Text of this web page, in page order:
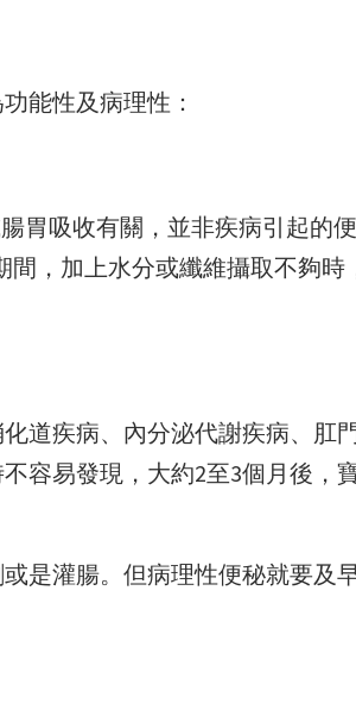
能性及病理性：
胃吸收有關，並非疾病引起的便
間，加上水分或纖維攝取不夠時
道疾病、內分泌代謝疾病、肛
容易發現，大約2至3個月後，
是灌腸。但病理性便秘就要及